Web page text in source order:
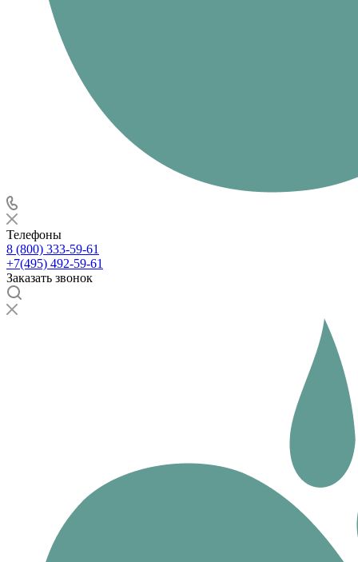
Телефоны
8 (800) 333-59-61
+7(495) 492-59-61
Заказать звонок